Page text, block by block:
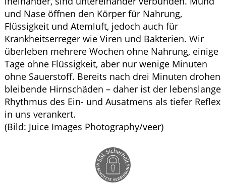
und Nase öffnen den Körper für Nahrung,
Flüssigkeit und Atemluft, jedoch auch für
Krankheitserreger wie Viren und Bakterien. Wir
überleben mehrere Wochen ohne Nahrung, einige
Tage ohne Flüssigkeit, aber nur wenige Minuten
ohne Sauerstoff. Bereits nach drei Minuten drohen
bleibende Hirnschäden – daher ist der lebenslange
Rhythmus des Ein- und Ausatmens als tiefer Reflex
in uns verankert.
(Bild: Juice Images Photography/veer)